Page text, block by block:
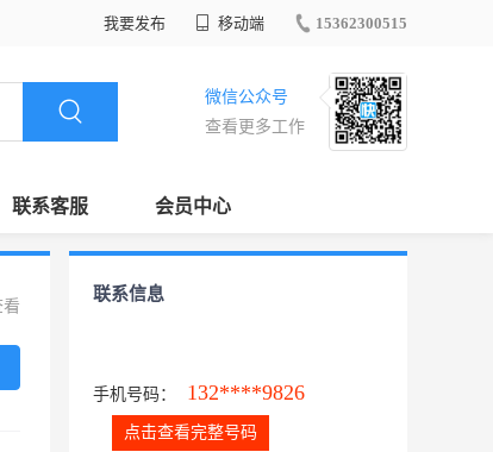
我要发布 移动端 15362300515
微信公众号
查看更多工作
联系客服 会员中心
看
联系信息
手机号码： 132****9826
点击查看完整号码